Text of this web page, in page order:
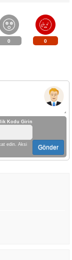
0 0
Kodu Girin
edin. Aksi
Gönder